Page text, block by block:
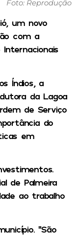
Foto: Reprodução
um novo
com a
Índios, a
da Lagoa
de Serviço
do
em
de Palmeira
ao trabalho
“São